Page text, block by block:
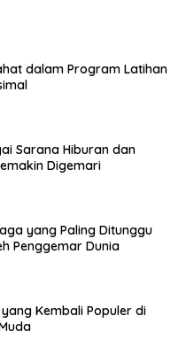
dalam Program Latihan
Sarana Hiburan dan
Digemari
yang Paling Ditunggu
Penggemar Dunia
Kembali Populer di